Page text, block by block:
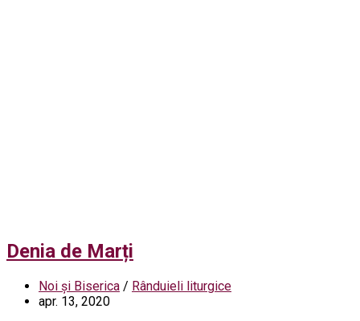
Denia de Marți
Noi și Biserica / Rânduieli liturgice
apr. 13, 2020